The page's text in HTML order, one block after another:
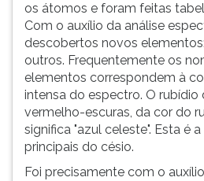
os átomos e foram feitas
Com o auxílio da análise
descobertos novos
outros. Frequentemente os
elementos correspondem à
intensa do espectro. O rubídio
vermelho-escuras, da cor do
significa "azul celeste". Esta é
principais do césio.
Foi precisamente com o